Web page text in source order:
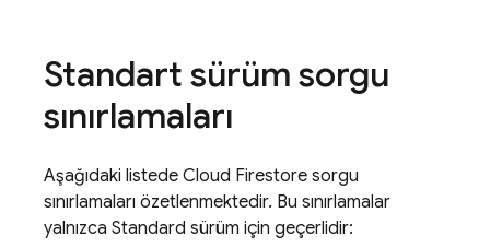
Standart sürüm sorgu
sınırlamaları
Aşağıdaki listede Cloud Firestore sorgu
sınırlamaları özetlenmektedir. Bu sınırlamalar
yalnızca Standard sürüm için geçerlidir: